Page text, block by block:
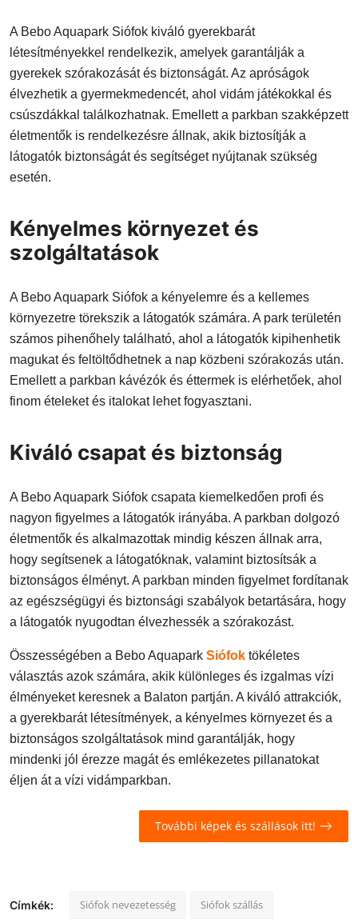
A Bebo Aquapark Siófok kiváló gyerekbarát
létesítményekkel rendelkezik, amelyek garantálják a
gyerekek szórakozását és biztonságát. Az apróságok
élvezhetik a gyermekmedencét, ahol vidám játékokkal és
csúszdákkal találkozhatnak. Emellett a parkban szakképzett
életmentők is rendelkezésre állnak, akik biztosítják a
látogatók biztonságát és segítséget nyújtanak szükség
esetén.
Kényelmes környezet és
szolgáltatások
A Bebo Aquapark Siófok a kényelemre és a kellemes
környezetre törekszik a látogatók számára. A park területén
számos pihenőhely található, ahol a látogatók kipihenhetik
magukat és feltöltődhetnek a nap közbeni szórakozás után.
Emellett a parkban kávézók és éttermek is elérhetőek, ahol
finom ételeket és italokat lehet fogyasztani.
Kiváló csapat és biztonság
A Bebo Aquapark Siófok csapata kiemelkedően profi és
nagyon figyelmes a látogatók irányába. A parkban dolgozó
életmentők és alkalmazottak mindig készen állnak arra,
hogy segítsenek a látogatóknak, valamint biztosítsák a
biztonságos élményt. A parkban minden figyelmet fordítanak
az egészségügyi és biztonsági szabályok betartására, hogy
a látogatók nyugodtan élvezhessék a szórakozást.
Összességében a Bebo Aquapark Siófok tökéletes
választás azok számára, akik különleges és izgalmas vízi
élményeket keresnek a Balaton partján. A kiváló attrakciók,
a gyerekbarát létesítmények, a kényelmes környezet és a
biztonságos szolgáltatások mind garantálják, hogy
mindenki jól érezze magát és emlékezetes pillanatokat
éljen át a vízi vidámparkban.
További képek és szállások itt!
Címkék: Siófok nevezetesség Siófok szállás